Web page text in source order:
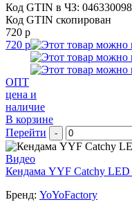
Код GTIN в ЧЗ:
Код GTIN скопирован
720 р
720 р
ОПТ
цена и
наличие
В корзине
Перейти
-
Видео
Кендама YYF Catchy
Бренд: YoYoFactory